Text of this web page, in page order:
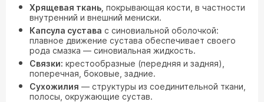
Хрящевая ткань, покрывающая кости, в частности
внутренний и внешний мениски.
Капсула сустава с синовиальной оболочкой:
плавное движение сустава обеспечивает своего
рода смазка — синовиальная жидкость.
Связки: крестообразные (передняя и задняя),
поперечная, боковые, задние.
Сухожилия — структуры из соединительной ткани,
полосы, окружающие сустав.